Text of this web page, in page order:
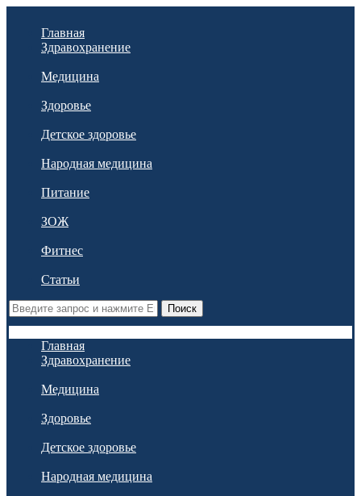
Главная
Здравохранение
Медицина
Здоровье
Детское здоровье
Народная медицина
Питание
ЗОЖ
Фитнес
Статьи
Поиск
Главная
Здравохранение
Медицина
Здоровье
Детское здоровье
Народная медицина